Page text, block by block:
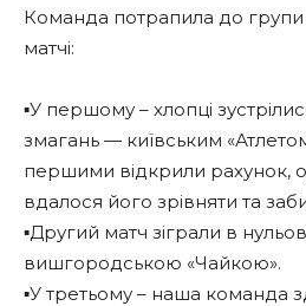
Команда потрапила до групи
матчі:
▪️У першому – хлопці
змагань — київським
першими відкрили рахунок,
вдалося його зрівняти та
▪️Другий матч зіграли в
вишгородською «Чайкою».
▪️У третьому – наша команда